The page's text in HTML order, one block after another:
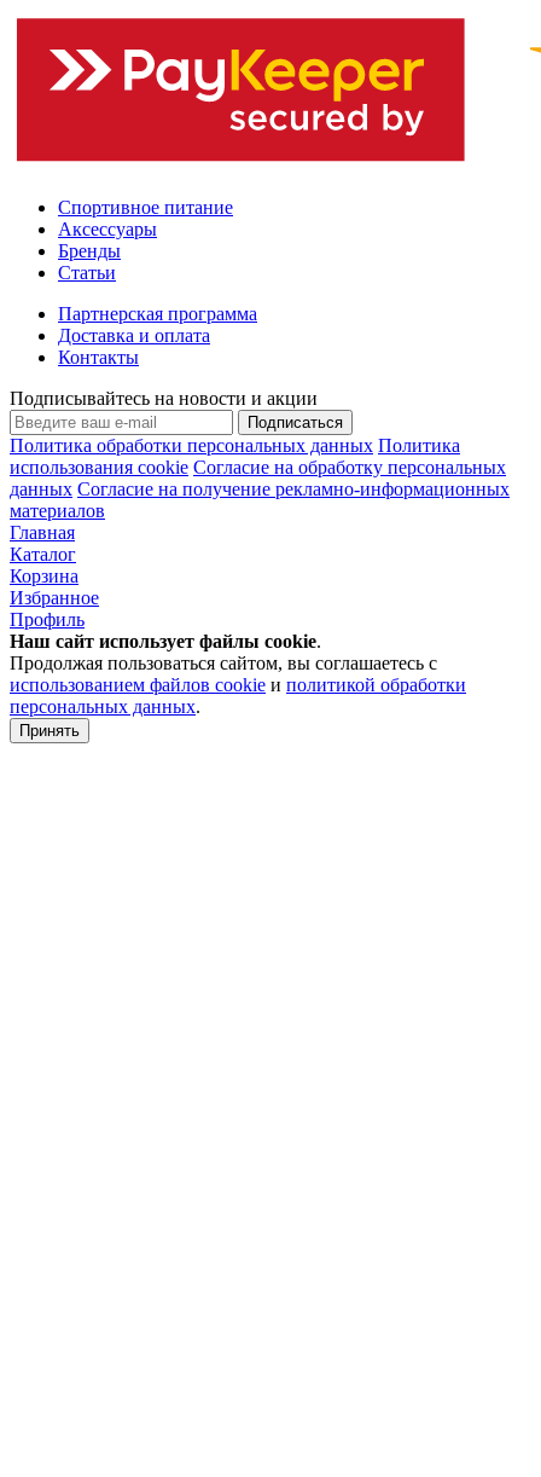
Спортивное питание
Аксессуары
Бренды
Статьи
Партнерская программа
Доставка и оплата
Контакты
Подписывайтесь на новости и акции
Подписаться
Политика обработки персональных данных Политика
использования cookie Согласие на обработку персональных
данных Согласие на получение рекламно-информационных
материалов
Главная
Каталог
Корзина
Избранное
Профиль
Наш сайт использует файлы cookie.
Продолжая пользоваться сайтом, вы соглашаетесь с
использованием файлов cookie и политикой обработки
персональных данных.
Принять